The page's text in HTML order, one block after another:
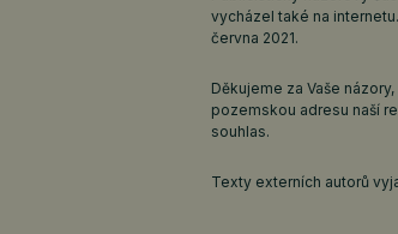
vycházel také na
června 2021.
Děkujeme za Vaše
pozemskou adresu naší
souhlas.
Texty externích autorů